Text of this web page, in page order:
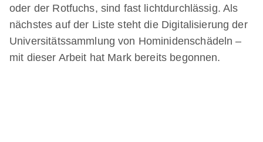
oder der Rotfuchs, sind fast lichtdurchlässig. Als
nächstes auf der Liste steht die Digitalisierung der
Universitätssammlung von Hominidenschädeln –
mit dieser Arbeit hat Mark bereits begonnen.